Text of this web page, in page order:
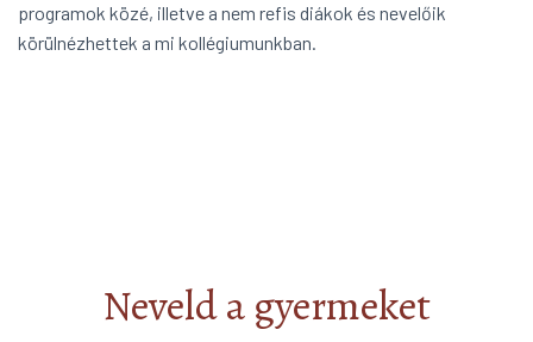
programok közé, illetve a nem refis diákok és nevelőik
körülnézhettek a mi kollégiumunkban.
Neveld a gyermeket